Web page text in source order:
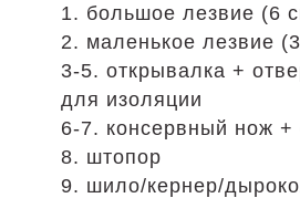
1. большое лезвие (6
2. маленькое лезвие
3-5. открывалка +
для изоляции
6-7. консервный нож +
8. штопор
9. шило/кернер/